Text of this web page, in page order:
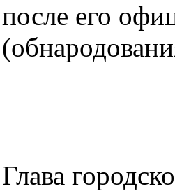
после его
Глава